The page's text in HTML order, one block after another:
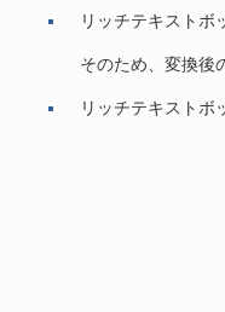
リッチテキストボ
そのため、変換後
リッチテキストボ